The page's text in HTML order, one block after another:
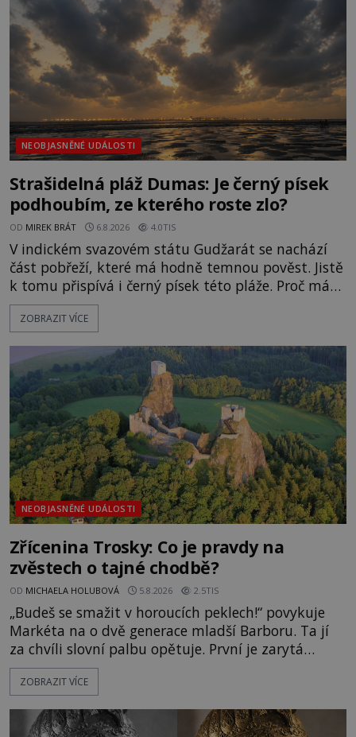
NEOBJASNĚNÉ UDÁLOSTI
Strašidelná pláž Dumas: Je černý písek
podhoubím, ze kterého roste zlo?
OD MIREK BRÁT 6.8.2026 4.0TIS
V indickém svazovém státu Gudžarát se nachází
část pobřeží, které má hodně temnou pověst. Jistě
k tomu přispívá i černý písek této pláže. Proč má
pláž takové netypické zbarvení? Nakolik jsou
pravdivé historky, že zde došlo k nevysvětlitelným
následovat. Vstupujeme na pláž Dumas ve městě
Surat. Gu
ZOBRAZIT VÍCE
NEOBJASNĚNÉ UDÁLOSTI
Zřícenina Trosky: Co je pravdy na
zvěstech o tajné chodbě?
OD MICHAELA HOLUBOVÁ 5.8.2026 2.5TIS
„Budeš se smažit v horoucích peklech!“ povykuje
Markéta na o dvě generace mladší Barboru. Ta jí
za chvíli slovní palbu opětuje. První je zarytá
katolička, druhá přesvědčená kališnice. A každá z
nich se usídlí na jedné z věží slavného hradu
mezi vůdce protihusitského boje. Za manželku má
ZOBRAZIT VÍCE